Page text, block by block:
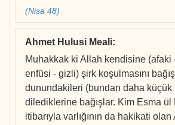
(Nisa 48)
Ahmet Hulusi Meali:
Muhakkak ki Allah kendisine (afaki
enfüsi - gizli) şirk koşulmasını
dunundakileri (bundan daha küçük
dilediklerine bağışlar. Kim Esma ül
itibarıyla varlığının da hakikati olan